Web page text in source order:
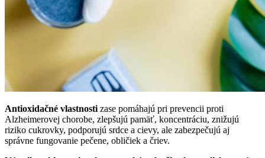
Antioxidačné vlastnosti zase pomáhajú pri prevencii proti
Alzheimerovej chorobe, zlepšujú pamäť, koncentráciu, znižujú
riziko cukrovky, podporujú srdce a cievy, ale zabezpečujú aj
správne fungovanie pečene, obličiek a čriev.